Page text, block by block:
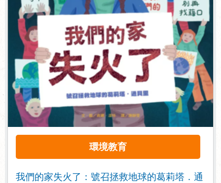
環境教育
我們的家失火了：號召拯救地球的葛莉塔．通